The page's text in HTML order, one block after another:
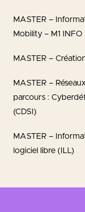
MASTER –
Mobility – M1 INFO
MASTER –
MASTER –
parcours :
(CDSI)
MASTER –
logiciel libre (ILL)